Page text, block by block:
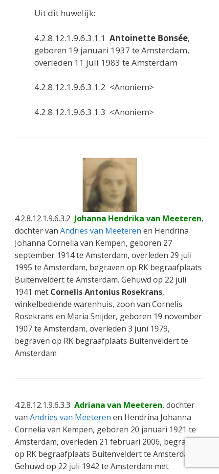
Uit dit huwelijk:
4.2.8.12.1.9.6.3.1.1 Antoinette Bonsée,
geboren 19 januari 1937 te Amsterdam,
overleden 11 juli 1983 te Amsterdam
4.2.8.12.1.9.6.3.1.2 <Anoniem>
4.2.8.12.1.9.6.3.1.3 <Anoniem>
4.2.8.12.1.9.6.3.2 Johanna Hendrika van Meeteren,
dochter van Andries van Meeteren en Hendrina
Johanna Cornelia van Kempen, geboren 27
september 1914 te Amsterdam, overleden 29 juli
1995 te Amsterdam, begraven op RK begraafplaats
Buitenveldert te Amsterdam. Gehuwd op 22 juli
1941 met Cornelis Antonius Rosekrans,
winkelbediende warenhuis, zoon van Cornelis
Rosekrans en Maria Snijder, geboren 19 november
1907 te Amsterdam, overleden 3 juni 1979,
begraven op RK begraafplaats Buitenveldert te
Amsterdam
4.2.8.12.1.9.6.3.3 Adriana van Meeteren, dochter
van Andries van Meeteren en Hendrina Johanna
Cornelia van Kempen, geboren 20 januari 1921 te
Amsterdam, overleden 21 februari 2006, begraven
op RK begraafplaats Buitenveldert te Amsterdam.
Gehuwd op 22 juli 1942 te Amsterdam met